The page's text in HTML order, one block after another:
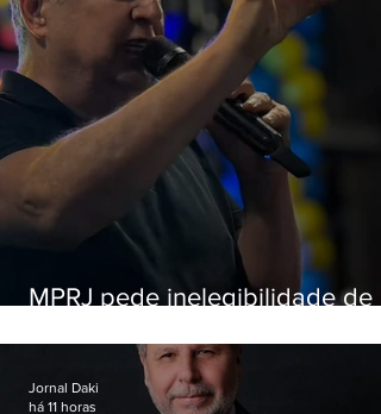
MPRJ pede inelegibilidade de
Jornal Daki
há 11 horas